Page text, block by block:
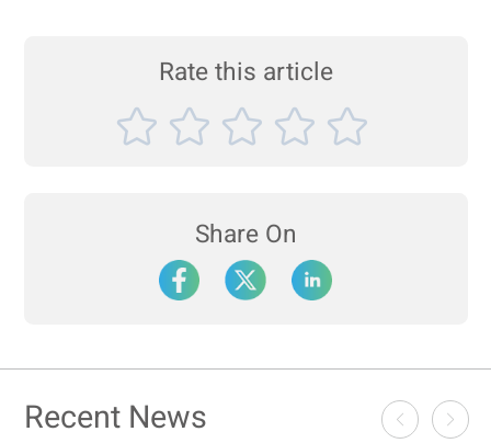
Rate this article
Share On
Recent News